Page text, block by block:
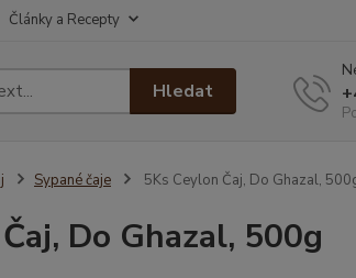
Články a Recepty
Hledat
Sypané čaje 5Ks Ceylon Čaj, Do Ghazal,
Do Ghazal, 500g